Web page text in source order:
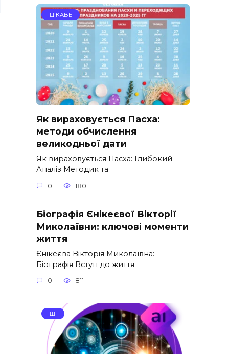
ЦІКАВЕ
Як вираховується Пасха:
методи обчислення
великодньої дати
Як вираховується Пасха: Глибокий
Аналіз Методик та
0 180
Біографія Єнікеєвої Вікторії
Миколаївни: ключові моменти
життя
Єнікеєва Вікторія Миколаївна:
Біографія Вступ до життя
0 811
ШІ